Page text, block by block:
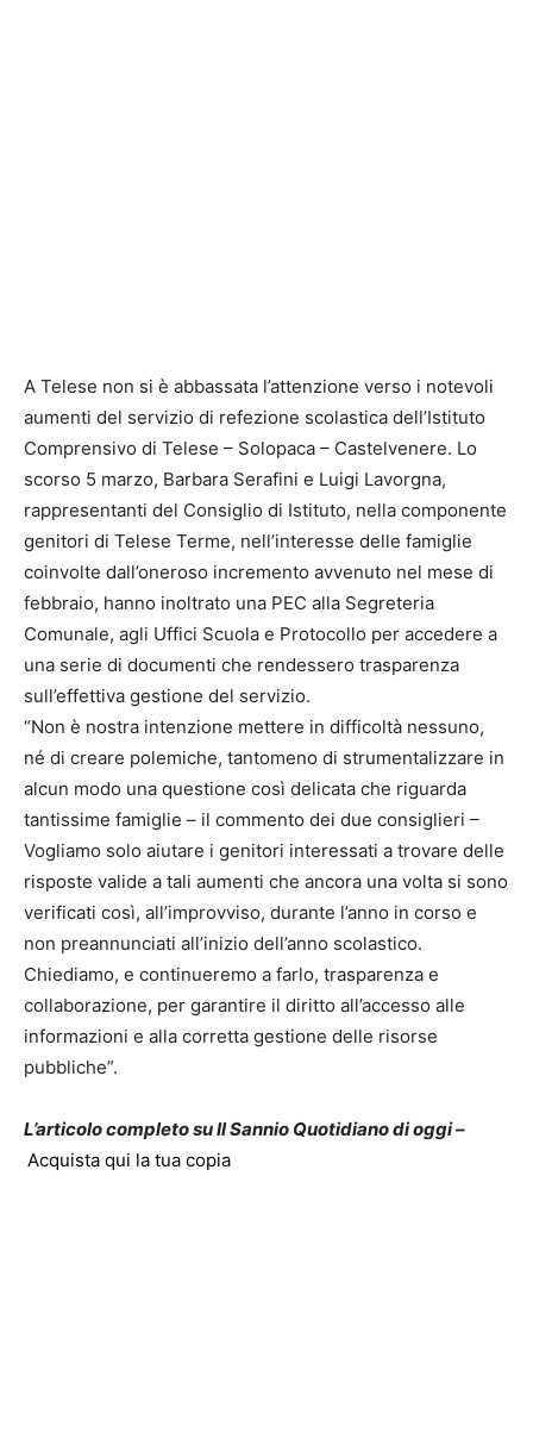
A Telese non si è abbassata l’attenzione verso i notevoli
aumenti del servizio di refezione scolastica dell’Istituto
Comprensivo di Telese – Solopaca – Castelvenere. Lo
scorso 5 marzo, Barbara Serafini e Luigi Lavorgna,
rappresentanti del Consiglio di Istituto, nella componente
genitori di Telese Terme, nell’interesse delle famiglie
coinvolte dall’oneroso incremento avvenuto nel mese di
febbraio, hanno inoltrato una PEC alla Segreteria
Comunale, agli Uffici Scuola e Protocollo per accedere a
una serie di documenti che rendessero trasparenza
sull’effettiva gestione del servizio.
“Non è nostra intenzione mettere in difficoltà nessuno,
né di creare polemiche, tantomeno di strumentalizzare in
alcun modo una questione così delicata che riguarda
tantissime famiglie – il commento dei due consiglieri –
Vogliamo solo aiutare i genitori interessati a trovare delle
risposte valide a tali aumenti che ancora una volta si sono
verificati così, all’improvviso, durante l’anno in corso e
non preannunciati all’inizio dell’anno scolastico.
Chiediamo, e continueremo a farlo, trasparenza e
collaborazione, per garantire il diritto all’accesso alle
informazioni e alla corretta gestione delle risorse
pubbliche”.
L’articolo completo su Il Sannio Quotidiano di oggi –
Acquista qui la tua copia